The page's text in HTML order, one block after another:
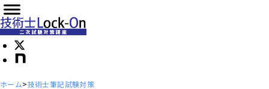
ホーム 技術士筆記試験対策